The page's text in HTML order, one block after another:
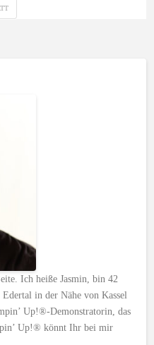
Ich heiße Jasmin, bin 42
in der Nähe von Kassel
Up!®-Demonstratorin, das
Up!® könnt Ihr bei mir